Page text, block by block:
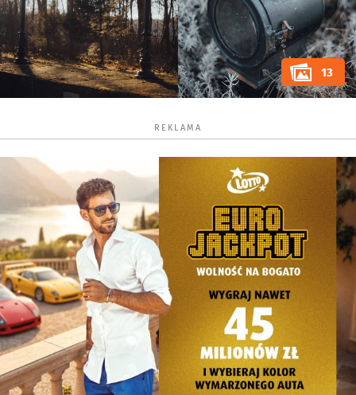
13
REKLAMA